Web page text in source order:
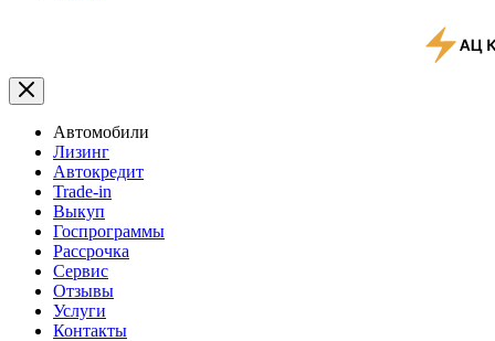
Автомобили
Лизинг
Автокредит
Trade-in
Выкуп
Госпрограммы
Рассрочка
Сервис
Отзывы
Услуги
Контакты